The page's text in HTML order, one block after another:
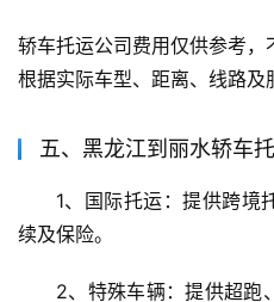
轿车托运公司费用仅供参考
根据实际车型、距离、线路及
五、黑龙江到丽水轿车
1、国际托运：提供跨境
续及保险。
2、特殊车辆：提供超跑